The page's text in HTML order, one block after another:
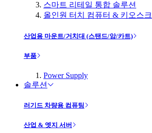
스마트 리테일 통합 솔루션
올인원 터치 컴퓨터 & 키오스크
산업용 마운트/거치대 (스탠드/암/카트)
부품
Power Supply
솔루션
러기드 차량용 컴퓨팅
산업 & 엣지 서버